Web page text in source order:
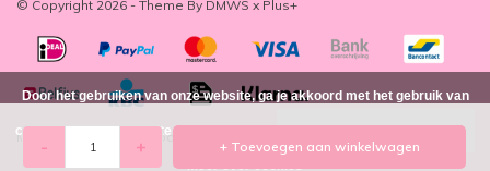
- + + Toevoegen aan winkelwagen
© Copyright 2026 - Theme By DMWS x Plus+
MIM Amsterdam beoordelingen op
Door het gebruiken van onze website, ga je akkoord met het gebruik van
cookies om onze website te verbeteren.
Meer over cookies »